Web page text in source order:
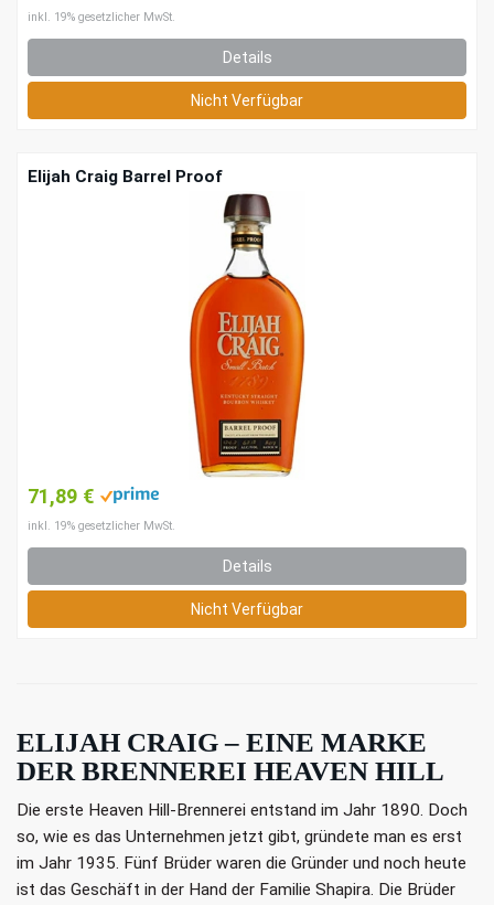
inkl. 19% gesetzlicher MwSt.
Details
Nicht Verfügbar
Elijah Craig Barrel Proof
71,89 €
inkl. 19% gesetzlicher MwSt.
Details
Nicht Verfügbar
ELIJAH CRAIG – EINE MARKE
DER BRENNEREI HEAVEN HILL
Die erste Heaven Hill-Brennerei entstand im Jahr 1890. Doch
so, wie es das Unternehmen jetzt gibt, gründete man es erst
im Jahr 1935. Fünf Brüder waren die Gründer und noch heute
ist das Geschäft in der Hand der Familie Shapira. Die Brüder